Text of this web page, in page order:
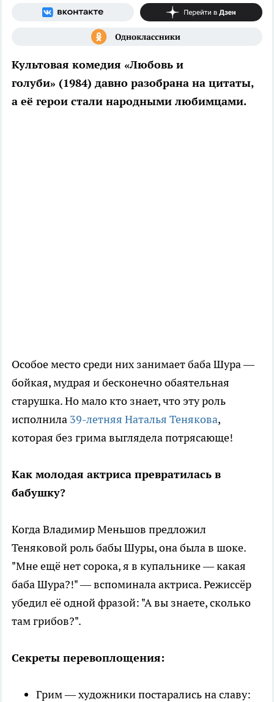
Культовая комедия «Любовь и
голуби» (1984) давно разобрана на цитаты,
а её герои стали народными любимцами.
Особое место среди них занимает баба Шура —
бойкая, мудрая и бесконечно обаятельная
старушка. Но мало кто знает, что эту роль
исполнила 39-летняя Наталья Тенякова,
которая без грима выглядела потрясающе!
Как молодая актриса превратилась в
бабушку?
Когда Владимир Меньшов предложил
Теняковой роль бабы Шуры, она была в шоке.
"Мне ещё нет сорока, я в купальнике — какая
баба Шура?!" — вспоминала актриса. Режиссёр
убедил её одной фразой: "А вы знаете, сколько
там грибов?".
Секреты перевоплощения:
Грим — художники постарались на славу: